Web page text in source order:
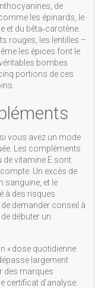
de
les épinards, le
et du bêta‑carotène.
rouges, les lentilles –
les épices font le
bombes
portions de ces
vous avez un mode
Les compléments
de vitamine E sont
Un excès de
sanguine, et le
à des risques
demander conseil à
débuter un
« dose quotidienne
largement
des marques
certificat d’analyse.